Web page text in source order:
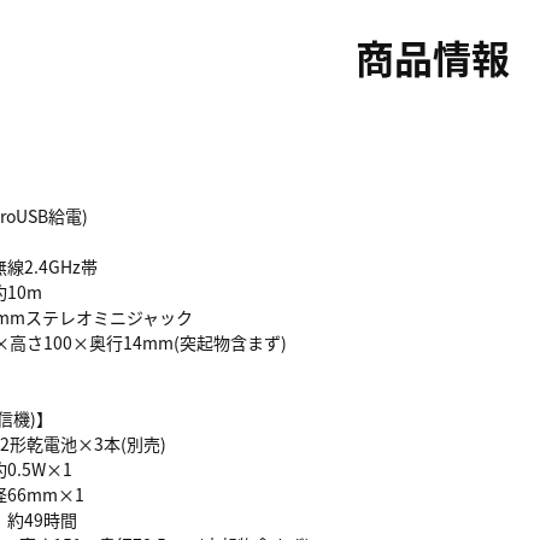
商品情報
給電)
線2.4GHz帯
10m
ステレオミニジャック
高さ100×奥行14mm(突起物含まず)
機)】
形乾電池×3本(別売)
0.5W×1
66mm×1
約49時間